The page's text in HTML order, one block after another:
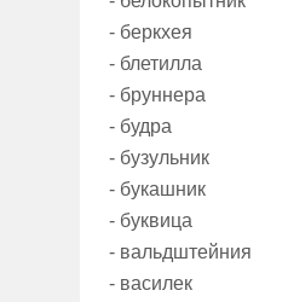
- беркхея
- блетилла
- бруннера
- будра
- бузульник
- букашник
- буквица
- вальдштейния
- василек